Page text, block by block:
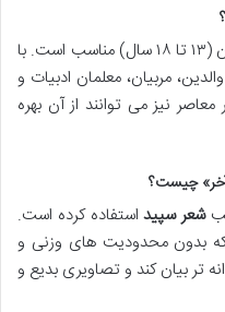
این کتاب عمدتاً برای گروه سنی نوجوانان (۱۳ تا ۱۸ سال) مناسب است. با
مربیان، معلمان ادبیات و
نیز می توانند از آن بهره
چیست؟
شعر سپیداستفاده کرده است.
بدون محدودیت های وزنی و
تر بیان کند و تصاویری بدیع و